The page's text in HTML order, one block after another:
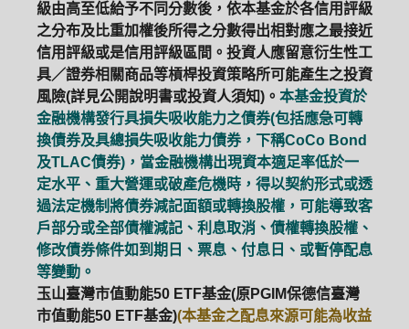
級由高至低給予不同分數後，依本基金於各信用評級
之分布及比重加權後所得之分數得出相對應之最接近
信用評級或是信用評級區間。投資人應留意衍生性工
具／證券相關商品等槓桿投資策略所可能產生之投資
風險(詳見公開說明書或投資人須知)。 本基金投資於
金融機構發行具損失吸收能力之債券(包括應急可轉
換債券及具總損失吸收能力債券，下稱CoCo Bond
及TLAC債券)，當金融機構出現資本適足率低於一
定水平、重大營運或破產危機時，得以契約形式或透
過法定機制將債券減記面額或轉換股權，可能導致客
戶部分或全部債權減記、利息取消、債權轉換股權、
修改債券條件如到期日、票息、付息日、或暫停配息
等變動。
玉山臺灣市值動能50 ETF基金(原PGIM保德信臺灣
市值動能50 ETF基金)(本基金之配息來源可能為收益